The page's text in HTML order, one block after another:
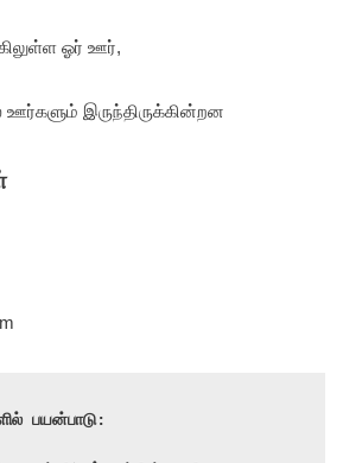
ஓர் ஊர்,
ஊர்களும் இருந்திருக்கின்றன
பயன்பாடு: